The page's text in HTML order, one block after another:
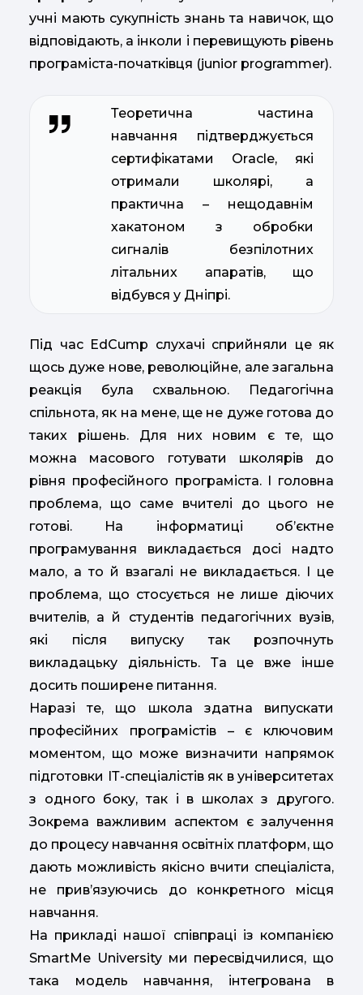
учні мають сукупність знань та навичок, що
відповідають, а інколи і перевищують рівень
програміста-початківця (junior programmer).
Теоретична частина
навчання підтверджується
сертифікатами Orаcle, які
отримали школярі, а
практична – нещодавнім
хакатоном з обробки
сигналів безпілотних
літальних апаратів, що
відбувся у Дніпрі.
Під час EdCump слухачі сприйняли це як
щось дуже нове, революційне, але загальна
реакція була схвальною. Педагогічна
спільнота, як на мене, ще не дуже готова до
таких рішень. Для них новим є те, що
можна масового готувати школярів до
рівня професійного програміста. І головна
проблема, що саме вчителі до цього не
готові. На інформатиці об’єктне
програмування викладається досі надто
мало, а то й взагалі не викладається. І це
проблема, що стосується не лише діючих
вчителів, а й студентів педагогічних вузів,
які після випуску так розпочнуть
викладацьку діяльність. Та це вже інше
досить поширене питання.
Наразі те, що школа здатна випускати
професійних програмістів – є ключовим
моментом, що може визначити напрямок
підготовки ІТ-спеціалістів як в університетах
з одного боку, так і в школах з другого.
Зокрема важливим аспектом є залучення
до процесу навчання освітніх платформ, що
дають можливість якісно вчити спеціаліста,
не прив’язуючись до конкретного місця
навчання.
На прикладі нашої співпраці із компанією
SmartMe University ми пересвідчилися, що
така модель навчання, інтегрована в